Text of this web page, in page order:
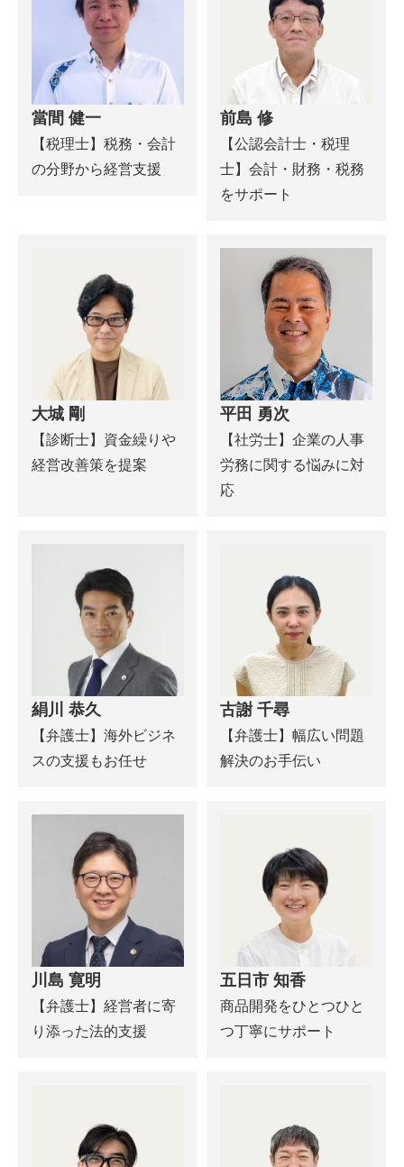
當間 健一
【税理士】税務・会計
の分野から経営支援
前島 修
【公認会計士・税理
士】会計・財務・税務
をサポート
大城 剛
【診断士】資金繰りや
経営改善策を提案
平田 勇次
【社労士】企業の人事
労務に関する悩みに対
応
絹川 恭久
【弁護士】海外ビジネ
スの支援もお任せ
古謝 千尋
【弁護士】幅広い問題
解決のお手伝い
川島 寛明
【弁護士】経営者に寄
り添った法的支援
五日市 知香
商品開発をひとつひと
つ丁寧にサポート